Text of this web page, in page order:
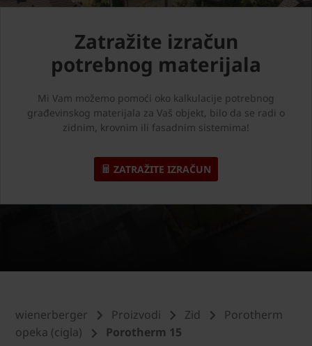
Zatražite izračun
potrebnog materijala
Mi Vam možemo pomoći oko kalkulacije potrebnog
građevinskog materijala za Vaš objekt, bilo da se radi o
zidnim, krovnim ili fasadnim sistemima!
ZATRAŽITE IZRAČUN
wienerberger Proizvodi Zid
Porotherm
opeka (cigla)
Porotherm 15